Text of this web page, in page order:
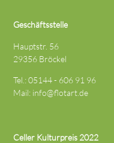
Geschäftsstelle
Hauptstr. 56
29356 Bröckel
Tel.: 05144 - 606 91 96
Mail: info@flotart.de
Celler Kulturpreis 2022